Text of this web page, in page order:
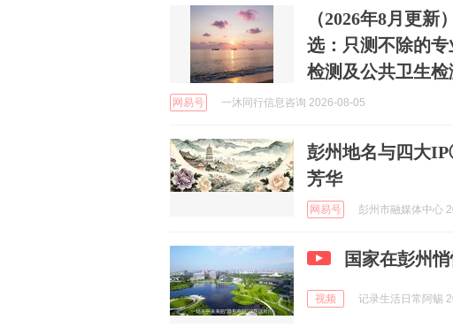
（2026年8月更
选：只测不除的
检测及公共卫生检
网易号 一沐同行信息咨询 2026-08-05
彭州地名与四大
芳华
网易号 彭州市融媒体中心
国家在彭州
视频 记录生活日常阿蜴